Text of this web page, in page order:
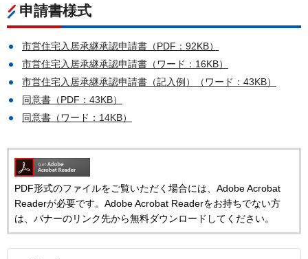
申請書様式
市営住宅入居承継承認申請書（PDF：92KB）
市営住宅入居承継承認申請書（ワード：16KB）
市営住宅入居承継承認申請書（記入例）（ワード：43KB）
同意書（PDF：43KB）
同意書（ワード：14KB）
PDF形式のファイルをご覧いただく場合には、Adobe Acrobat
Readerが必要です。Adobe Acrobat Readerをお持ちでない方
は、バナーのリンク先から無料ダウンロードしてください。